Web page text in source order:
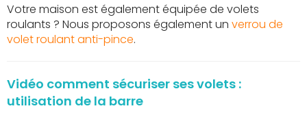
Votre maison est également équipée de volets
roulants ? Nous proposons également un verrou de
volet roulant anti-pince.
Vidéo comment sécuriser ses volets :
utilisation de la barre